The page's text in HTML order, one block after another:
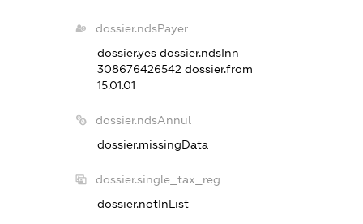
dossier.ndsPayer
dossier.yes dossier.ndsInn
308676426542 dossier.from
15.01.01
dossier.ndsAnnul
dossier.missingData
dossier.single_tax_reg
dossier.notInList